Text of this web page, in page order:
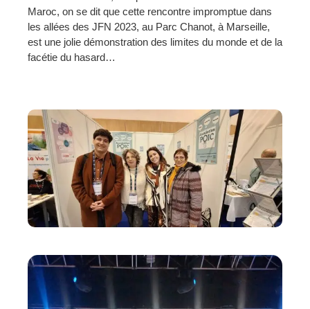
Maroc, on se dit que cette rencontre impromptue dans
les allées des JFN 2023, au Parc Chanot, à Marseille,
est une jolie démonstration des limites du monde et de la
facétie du hasard…